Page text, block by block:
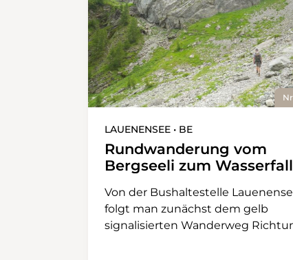
LAUENENSEE • BE
Rundwanderung vom
Bergseeli zum Wasserfall
Von der Bushaltestelle
folgt man zunächst dem gelb
signalisierten Wanderweg